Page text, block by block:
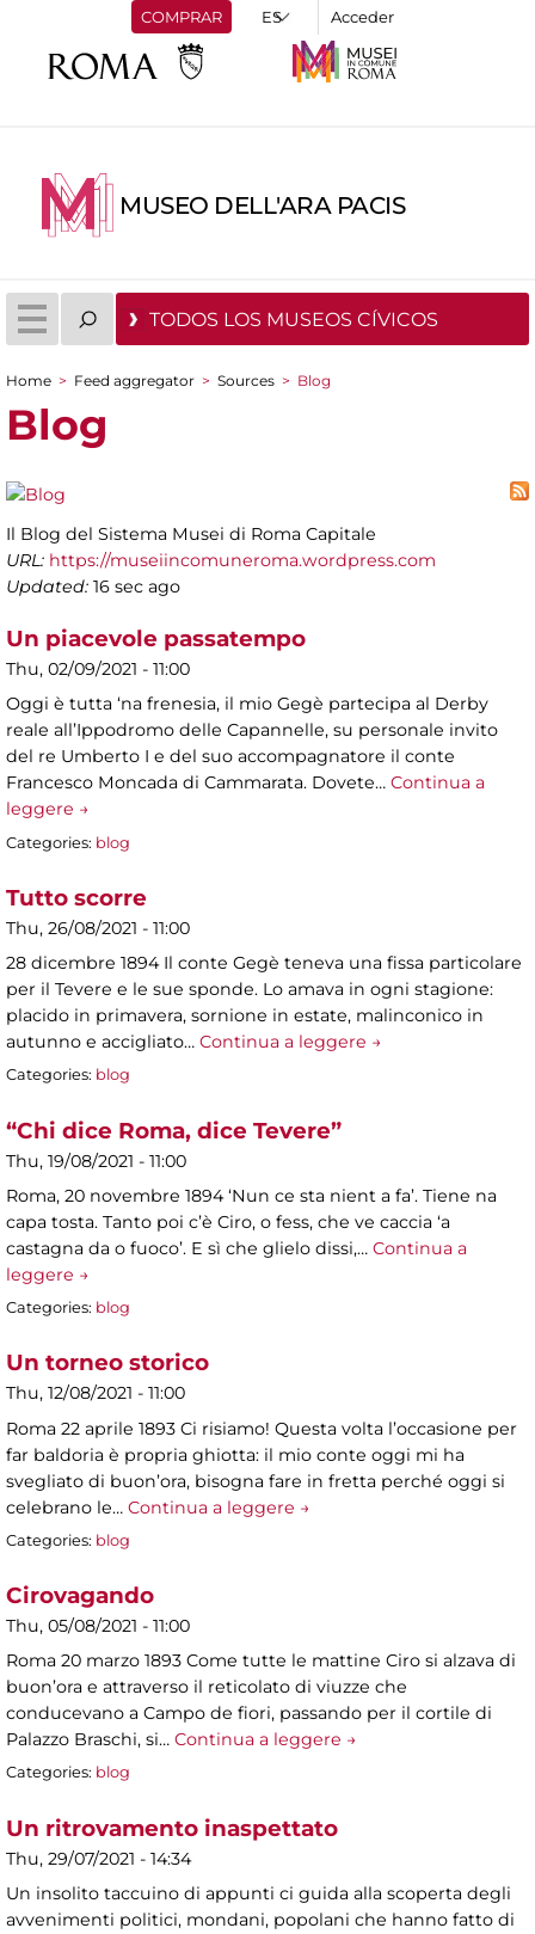
COMPRAR Acceder
MUSEO DELL'ARA PACIS
TODOS LOS MUSEOS CÍVICOS
You are here
Home > Feed aggregator > Sources > Blog
Blog
Il Blog del Sistema Musei di Roma Capitale
URL: https://museiincomuneroma.wordpress.com
Updated: 16 sec ago
Un piacevole passatempo
Thu, 02/09/2021 - 11:00
Oggi è tutta ‘na frenesia, il mio Gegè partecipa al Derby
reale all’Ippodromo delle Capannelle, su personale invito
del re Umberto I e del suo accompagnatore il conte
Francesco Moncada di Cammarata. Dovete… Continua a
leggere →
Categories: blog
Tutto scorre
Thu, 26/08/2021 - 11:00
28 dicembre 1894 Il conte Gegè teneva una fissa particolare
per il Tevere e le sue sponde. Lo amava in ogni stagione:
placido in primavera, sornione in estate, malinconico in
autunno e accigliato… Continua a leggere →
Categories: blog
“Chi dice Roma, dice Tevere”
Thu, 19/08/2021 - 11:00
Roma, 20 novembre 1894 ‘Nun ce sta nient a fa’. Tiene na
capa tosta. Tanto poi c’è Ciro, o fess, che ve caccia ‘a
castagna da o fuoco’. E sì che glielo dissi,… Continua a
leggere →
Categories: blog
Un torneo storico
Thu, 12/08/2021 - 11:00
Roma 22 aprile 1893 Ci risiamo! Questa volta l’occasione per
far baldoria è propria ghiotta: il mio conte oggi mi ha
svegliato di buon’ora, bisogna fare in fretta perché oggi si
celebrano le… Continua a leggere →
Categories: blog
Cirovagando
Thu, 05/08/2021 - 11:00
Roma 20 marzo 1893 Come tutte le mattine Ciro si alzava di
buon’ora e attraverso il reticolato di viuzze che
conducevano a Campo de fiori, passando per il cortile di
Palazzo Braschi, si… Continua a leggere →
Categories: blog
Un ritrovamento inaspettato
Thu, 29/07/2021 - 14:34
Un insolito taccuino di appunti ci guida alla scoperta degli
avvenimenti politici, mondani, popolani che hanno fatto di